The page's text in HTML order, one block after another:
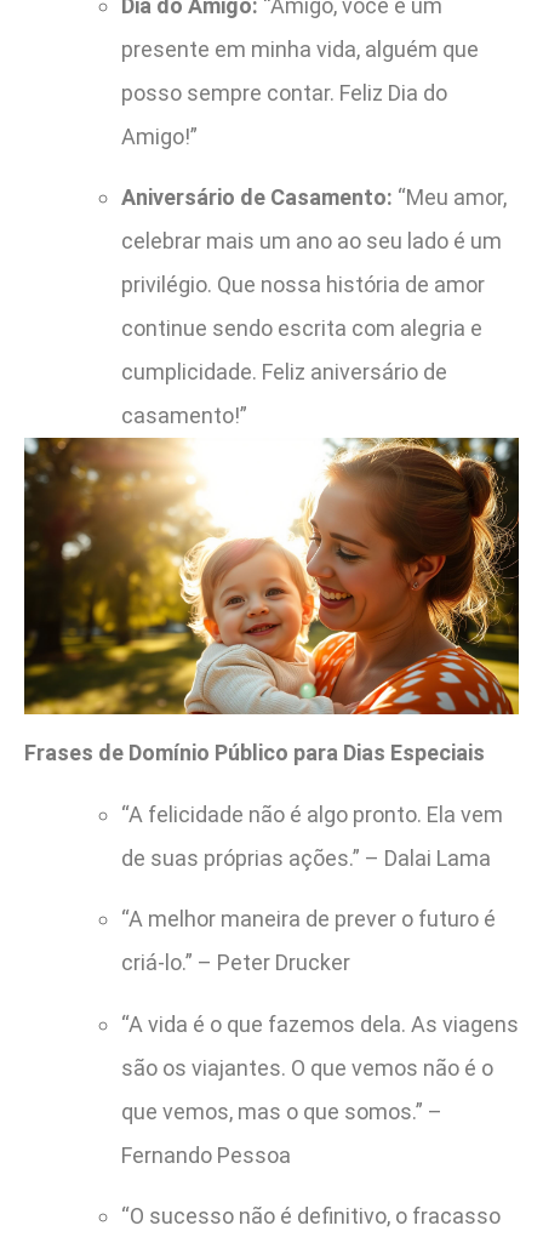
Dia do Amigo: “Amigo, você é um
presente em minha vida, alguém que
posso sempre contar. Feliz Dia do
Amigo!”
Aniversário de Casamento: “Meu amor,
celebrar mais um ano ao seu lado é um
privilégio. Que nossa história de amor
continue sendo escrita com alegria e
cumplicidade. Feliz aniversário de
casamento!”
Frases de Domínio Público para Dias Especiais
“A felicidade não é algo pronto. Ela vem
de suas próprias ações.” – Dalai Lama
“A melhor maneira de prever o futuro é
criá-lo.” – Peter Drucker
“A vida é o que fazemos dela. As viagens
são os viajantes. O que vemos não é o
que vemos, mas o que somos.” –
Fernando Pessoa
“O sucesso não é definitivo, o fracasso